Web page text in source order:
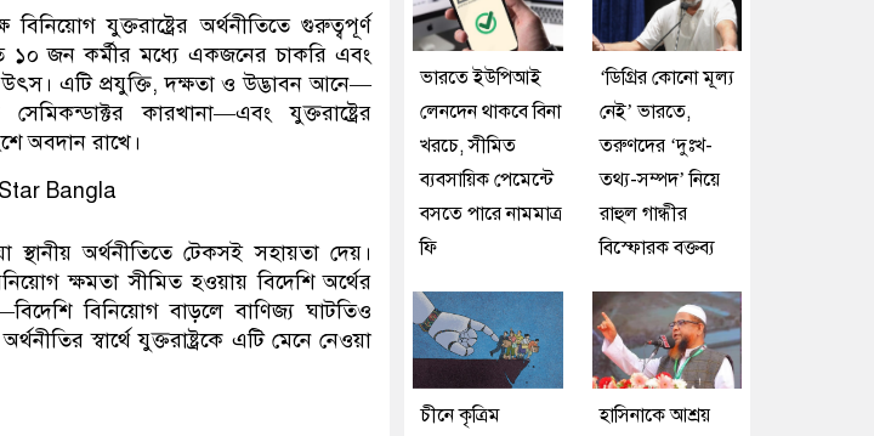
যুক্তরাষ্ট্রের অর্থনীতিতে গুরুত্বপূর্ণ
১০ জন কর্মীর মধ্যে একজনের চাকরি এবং
এটি প্রযুক্তি, দক্ষতা ও উদ্ভাবন আনে—
কারখানা—এবং যুক্তরাষ্ট্রের
অবদান রাখে।
স্থানীয় অর্থনীতিতে টেকসই সহায়তা দেয়।
ক্ষমতা সীমিত হওয়ায় বিদেশি অর্থের
বিনিয়োগ বাড়লে বাণিজ্য ঘাটতিও
স্বার্থে যুক্তরাষ্ট্রকে এটি মেনে নেওয়া
ভারতে ইউপিআই
লেনদেন থাকবে বিনা
খরচে, সীমিত
ব্যবসায়িক পেমেন্টে
বসতে পারে নামমাত্র
ফি
‘ডিগ্রির কোনো মূল্য
নেই’ ভারতে,
তরুণদের ‘দুঃখ-
তথ্য-সম্পদ’ নিয়ে
রাহুল গান্ধীর
বিস্ফোরক বক্তব্য
চীনে কৃত্রিম
হাসিনাকে আশ্রয়